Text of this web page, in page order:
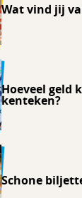
Wat vind jij
Hoeveel geld
kenteken?
Schone